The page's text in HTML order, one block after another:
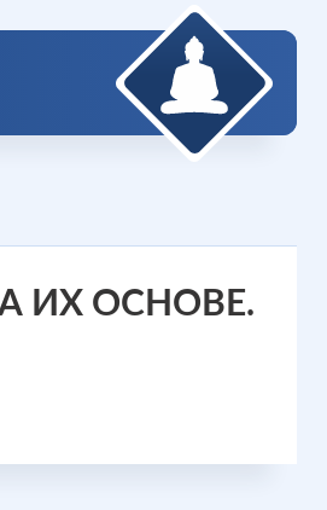
ИХ ОСНОВЕ.